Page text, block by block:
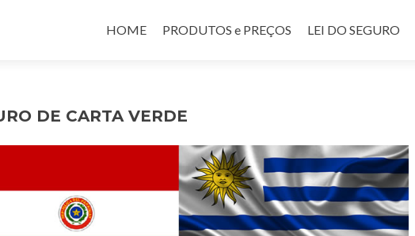
HOME
PRODUTOS e PREÇOS LEI DO SEGURO
DE CARTA VERDE